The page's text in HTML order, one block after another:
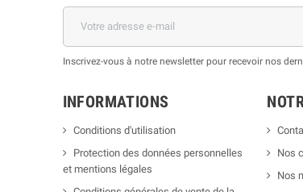
Inscrivez-vous à notre newsletter pour recevoir nos
INFORMATIONS
Conditions d'utilisation
Protection des données personnelles
et mentions légales
Nos
Nos